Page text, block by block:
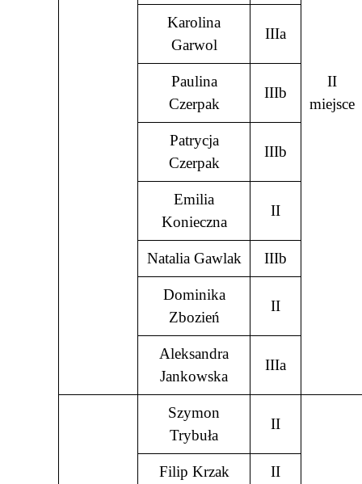
II
miejsce
Karolina
Garwol
IIIa
Paulina
Czerpak
IIIb
Patrycja
Czerpak
IIIb
Emilia
Konieczna
II
Natalia Gawlak IIIb
Dominika
Zbozień
II
Aleksandra
Jankowska
IIIa
Szymon
Trybuła
II
Filip Krzak II